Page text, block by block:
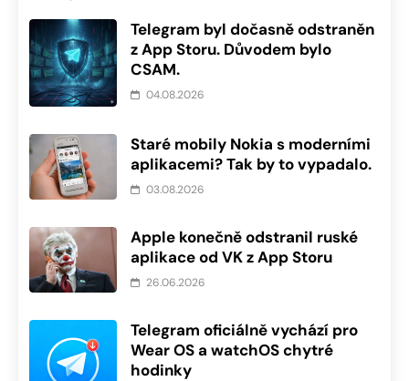
Telegram byl dočasně odstraněn
z App Storu. Důvodem bylo
CSAM.
04.08.2026
Staré mobily Nokia s moderními
aplikacemi? Tak by to vypadalo.
03.08.2026
Apple konečně odstranil ruské
aplikace od VK z App Storu
26.06.2026
Telegram oficiálně vychází pro
Wear OS a watchOS chytré
hodinky